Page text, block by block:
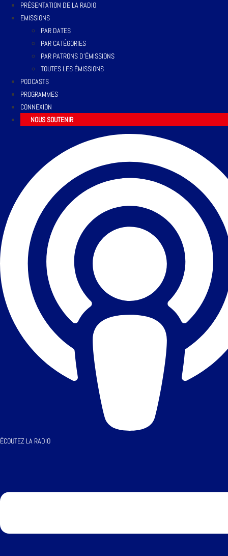
PRÉSENTATION DE LA RADIO
EMISSIONS
PAR DATES
PAR CATÉGORIES
PAR PATRONS D’ÉMISSIONS
TOUTES LES ÉMISSIONS
PODCASTS
PROGRAMMES
CONNEXION
NOUS SOUTENIR
ÉCOUTEZ LA RADIO